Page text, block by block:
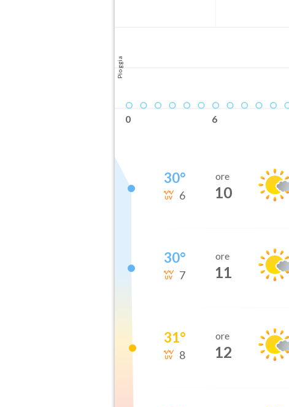
Pioggia
0 6
30°
6
ore
10
30°
7
ore
11
31°
8
ore
12